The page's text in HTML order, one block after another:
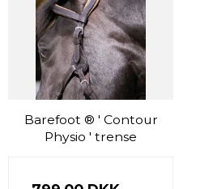
Barefoot ® ' Contour
Physio ' trense